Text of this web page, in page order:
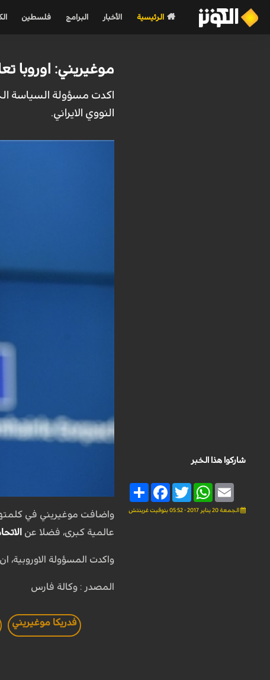
الرئيسية الأخبار البرامج فلسطين
شاركوا هذا الخبر
Share
FacebookTwitter
WhatsAppEmail
الجمعة 20 يناير 2017 - 05:52 بتوقيت غرينتش
موغيريني: اوروبا
اكدت مسؤولة السياسة
النووي الايراني.
واضافت موغيريني في
عالمية كبرى، فضلا عن
واكدت المسؤولة الاوروبية، ان
المصدر : وكالة فارس
فدريكا موغيريني